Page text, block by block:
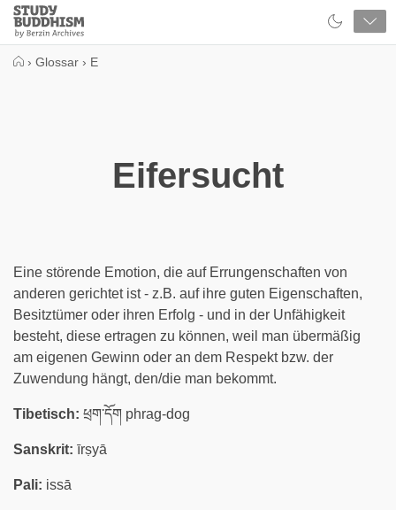
Close
Study
Buddhism
› Glossar › E
Eifersucht
Eine störende Emotion, die auf Errungenschaften von
anderen gerichtet ist - z.B. auf ihre guten Eigenschaften,
Besitztümer oder ihren Erfolg - und in der Unfähigkeit
besteht, diese ertragen zu können, weil man übermäßig
am eigenen Gewinn oder an dem Respekt bzw. der
Zuwendung hängt, den/die man bekommt.
Tibetisch: ཕྲག་དོག phrag-dog
Sanskrit: īrṣyā
Pali: issā